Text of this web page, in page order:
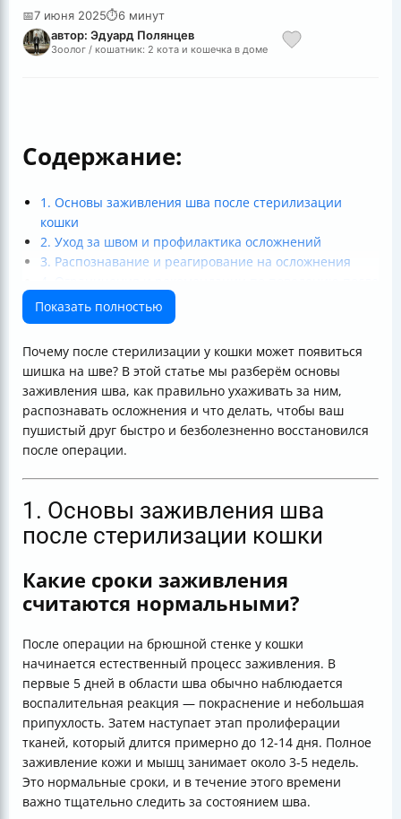
📅7 июня 2025⏱6 минут
автор: Эдуард Полянцев
Зоолог / кошатник: 2 кота и кошечка в доме
Содержание:
1. Основы заживления шва после стерилизации
кошки
2. Уход за швом и профилактика осложнений
3. Распознавание и реагирование на осложнения
операции
5. Профилактика и дополнительные советы
Показать полностью
Почему после стерилизации у кошки может появиться
шишка на шве? В этой статье мы разберём основы
заживления шва, как правильно ухаживать за ним,
распознавать осложнения и что делать, чтобы ваш
пушистый друг быстро и безболезненно восстановился
после операции.
1. Основы заживления шва
после стерилизации кошки
Какие сроки заживления
считаются нормальными?
После операции на брюшной стенке у кошки
начинается естественный процесс заживления. В
первые 5 дней в области шва обычно наблюдается
воспалительная реакция — покраснение и небольшая
припухлость. Затем наступает этап пролиферации
тканей, который длится примерно до 12-14 дня. Полное
заживление кожи и мышц занимает около 3-5 недель.
Это нормальные сроки, и в течение этого времени
важно тщательно следить за состоянием шва.